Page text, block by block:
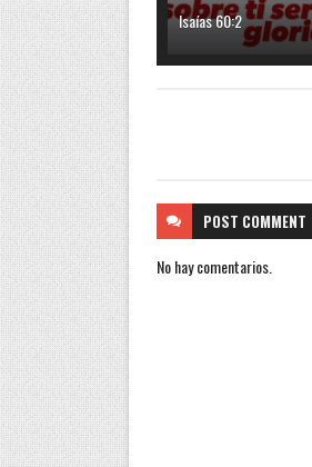
Isaías 60:2
POST COMMENT
No hay comentarios.